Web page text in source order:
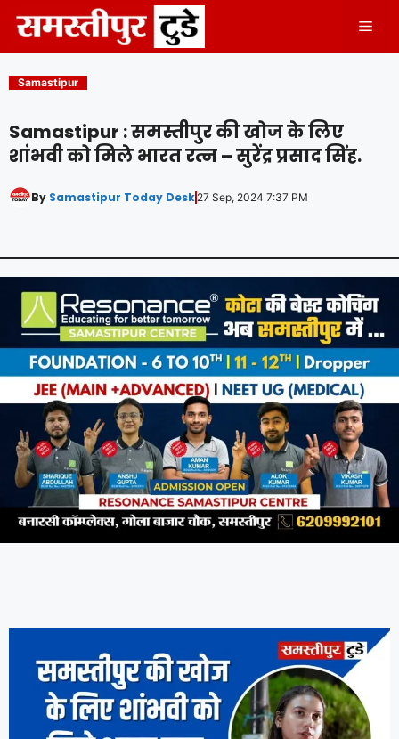
content
Samastipur
Samastipur : समस्तीपुर की खोज के लिए
शांभवी को मिले भारत रत्न – सुरेंद्र प्रसाद सिंह.
By Samastipur Today Desk 27 Sep, 2024 7:37 PM